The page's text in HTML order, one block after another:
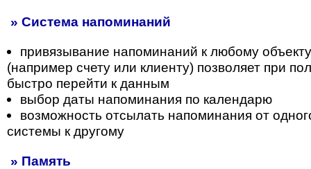
» Система напоминаний
привязывание напоминаний к любому
(например счету или клиенту) позволяет при
быстро перейти к данным
выбор даты напоминания по календарю
возможность отсылать напоминания от
системы к другому
» Память